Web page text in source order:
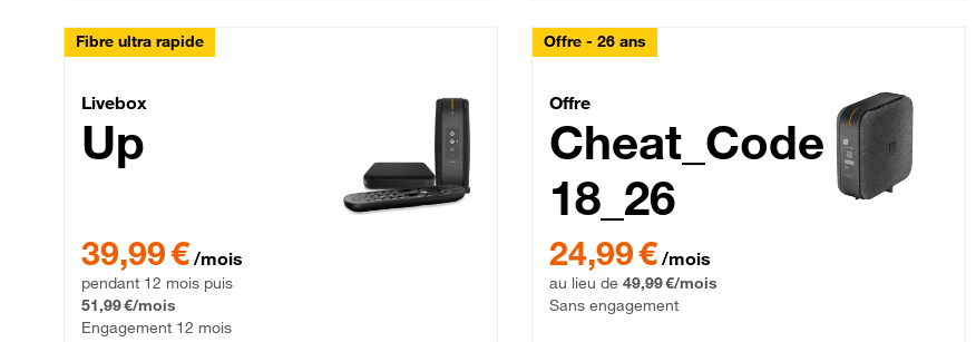
Fibre ultra rapide
Livebox Up Fibre
Livebox
Up
39,99 € /mois
pendant 12 mois puis
51,99 €/mois
Engagement 12 mois
Offre - 26 ans
Cheat_Code Fibre_18_26
Offre
Cheat_Code
18_26
24,99 € /mois
au lieu de 49,99 €/mois
Sans engagement